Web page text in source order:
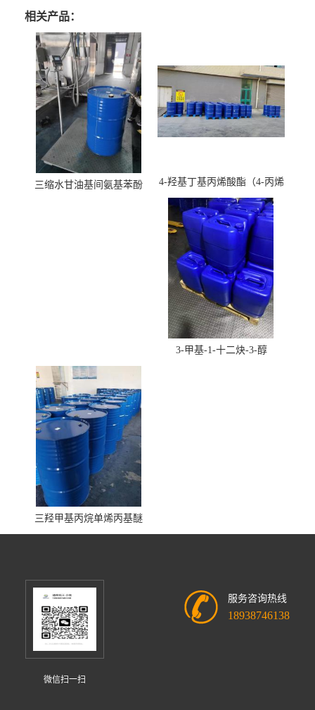
相关产品：
三缩水甘油基间氨基苯酚
4-羟基丁基丙烯酸酯（4-丙烯
酸羟丁酯）
3-甲基-1-十二炔-3-醇
三羟甲基丙烷单烯丙基醚
微信扫一扫
服务咨询热线
18938746138